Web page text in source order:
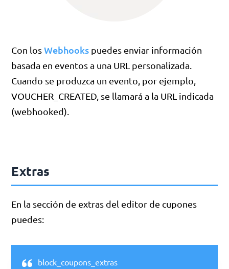
Con losWebhooks puedes enviar información
basada en eventos a una URL personalizada.
Cuando se produzca un evento, por ejemplo,
VOUCHER_CREATED, se llamará a la URL indicada
(webhooked).
Extras
En la sección de extras del editor de cupones
puedes:
block_coupons_extras